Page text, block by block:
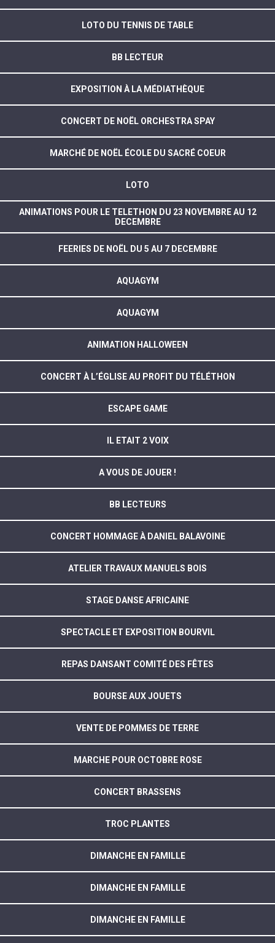
LOTO DU TENNIS DE TABLE
BB LECTEUR
EXPOSITION À LA MÉDIATHÈQUE
CONCERT DE NOËL ORCHESTRA SPAY
MARCHÉ DE NOËL ÉCOLE DU SACRÉ COEUR
LOTO
ANIMATIONS POUR LE TELETHON DU 23 NOVEMBRE AU 12
DECEMBRE
FEERIES DE NOËL DU 5 AU 7 DECEMBRE
AQUAGYM
AQUAGYM
ANIMATION HALLOWEEN
CONCERT À L’ÉGLISE AU PROFIT DU TÉLÉTHON
ESCAPE GAME
IL ETAIT 2 VOIX
A VOUS DE JOUER !
BB LECTEURS
CONCERT HOMMAGE À DANIEL BALAVOINE
ATELIER TRAVAUX MANUELS BOIS
STAGE DANSE AFRICAINE
SPECTACLE ET EXPOSITION BOURVIL
REPAS DANSANT COMITÉ DES FÊTES
BOURSE AUX JOUETS
VENTE DE POMMES DE TERRE
MARCHE POUR OCTOBRE ROSE
CONCERT BRASSENS
TROC PLANTES
DIMANCHE EN FAMILLE
DIMANCHE EN FAMILLE
DIMANCHE EN FAMILLE